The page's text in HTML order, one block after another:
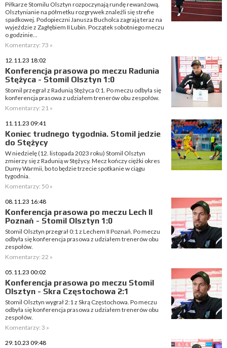
Piłkarze Stomilu Olsztyn rozpoczynają rundę rewanżową.
Olsztynianie na półmetku rozgrywek znaleźli się strefie
spadkowej. Podopieczni Janusza Bucholca zagrają teraz na
wyjeździe z Zagłębiem II Lubin. Początek sobotniego meczu
o godzinie...
Komentarzy: 73 »
12.11.23 18:02
Konferencja prasowa po meczu Radunia
Stężyca - Stomil Olsztyn 1:0
Stomil przegrał z Radunią Stężyca 0:1. Po meczu odbyła się
konferencja prasowa z udziałem trenerów obu zespołów.
Komentarzy: 21 »
11.11.23 09:41
Koniec trudnego tygodnia. Stomil jedzie
do Stężycy
W niedzielę (12. listopada 2023 roku) Stomil Olsztyn
zmierzy się z Radunią w Stężycy. Mecz kończy ciężki okres
Dumy Warmii, bo to będzie trzecie spotkanie w ciągu
tygodnia.
Komentarzy: 50 »
08.11.23 16:48
Konferencja prasowa po meczu Lech II
Poznań - Stomil Olsztyn 1:0
Stomil Olsztyn przegrał 0:1 z Lechem II Poznań. Po meczu
odbyła się konferencja prasowa z udziałem trenerów obu
zespołów.
Komentarzy: 22 »
05.11.23 00:02
Konferencja prasowa po meczu Stomil
Olsztyn - Skra Częstochowa 2:1
Stomil Olsztyn wygrał 2:1 z Skrą Częstochowa. Po meczu
odbyła się konferencja prasowa z udziałem trenerów obu
zespołów.
Komentarzy: 3 »
29.10.23 09:48